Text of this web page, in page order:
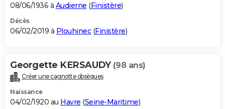
08/06/1936 à Audierne (Finistère)
Décès
06/02/2019 à Plouhinec(Finistère)
Georgette KERSAUDY (98 ans)
Créer une cagnotte obsèques
Naissance
04/02/1920 au Havre (Seine-Maritime)